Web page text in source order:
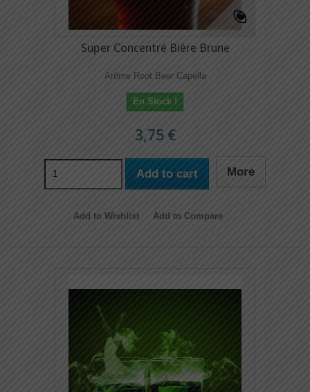
Super Concentré Bière Brune
Arôme Root Beer Capella
En Stock !
3,75 €
Add to cart More
Add to Wishlist Add to Compare